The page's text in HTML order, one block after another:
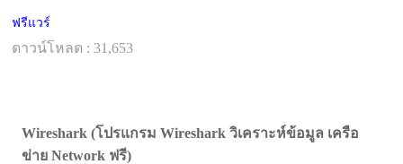
ฟรีแวร์
ดาวน์โหลด : 31,653
Wireshark (โปรแกรม Wireshark วิเคราะห์ข้อมูล เครือ
ข่าย Network ฟรี)